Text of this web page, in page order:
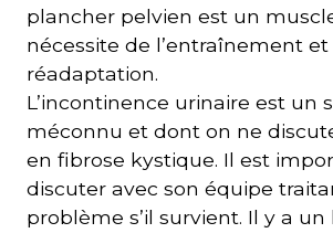
plancher pelvien est un
nécessite de l’entraînement et
réadaptation.
L’incontinence urinaire est un
méconnu et dont on ne
en fibrose kystique. Il est
discuter avec son équipe
problème s’il survient. Il y a